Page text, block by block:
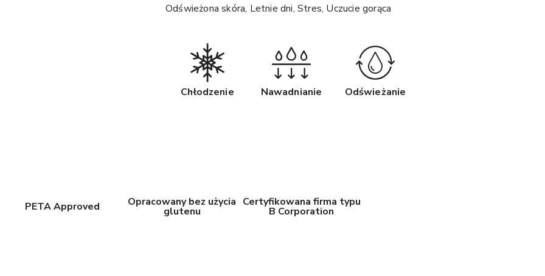
Odświeżona skóra, Letnie dni, Stres, Uczucie gorąca
Chłodzenie Nawadnianie Odświeżanie
PETA Approved Opracowany bez użycia
glutenu
Certyfikowana firma typu
B Corporation